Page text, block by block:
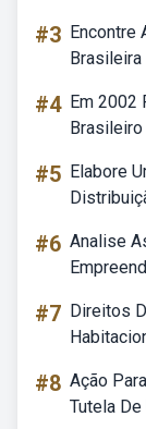
#3 Encontre
Brasileira
#4 Em 2002
Brasileiro
#5 Elabore
#6 Analise
#7 Direitos
#8 Ação
Tutela